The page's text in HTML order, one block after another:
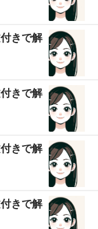
きで解
きで解
きで解
きで解